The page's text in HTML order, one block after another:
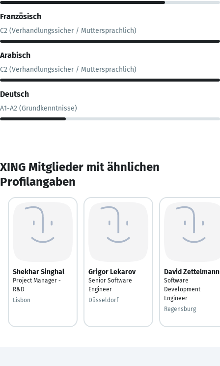
Französisch
C2 (Verhandlungssicher / Muttersprachlich)
Arabisch
C2 (Verhandlungssicher / Muttersprachlich)
Deutsch
A1-A2 (Grundkenntnisse)
XING Mitglieder mit ähnlichen
Profilangaben
Shekhar Singhal
Project Manager -
R&D
Lisbon
Grigor Lekarov
Senior Software
Engineer
Düsseldorf
David Zettelmann
Software
Development
Engineer
Regensburg